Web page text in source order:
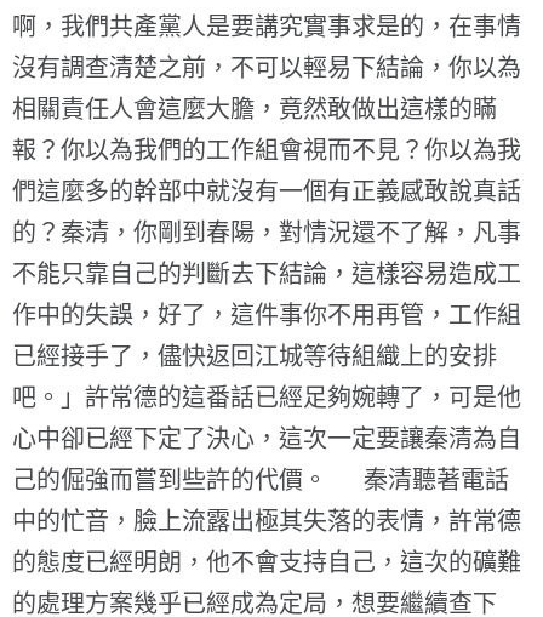
啊，我們共產黨人是要講究實事求是的，在事情
沒有調查清楚之前，不可以輕易下結論，你以為
相關責任人會這麼大膽，竟然敢做出這樣的瞞
報？你以為我們的工作組會視而不見？你以為我
們這麼多的幹部中就沒有一個有正義感敢說真話
的？秦清，你剛到春陽，對情況還不了解，凡事
不能只靠自己的判斷去下結論，這樣容易造成工
作中的失誤，好了，這件事你不用再管，工作組
已經接手了，儘快返回江城等待組織上的安排
吧。」許常德的這番話已經足夠婉轉了，可是他
心中卻已經下定了決心，這次一定要讓秦清為自
己的倔強而嘗到些許的代價。 秦清聽著電話
中的忙音，臉上流露出極其失落的表情，許常德
的態度已經明朗，他不會支持自己，這次的礦難
的處理方案幾乎已經成為定局，想要繼續查下